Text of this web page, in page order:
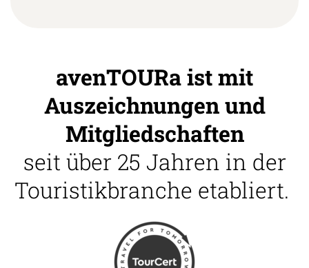
avenTOURa ist mit
Auszeichnungen und
Mitgliedschaften
seit über 25 Jahren in der
Touristikbranche etabliert.